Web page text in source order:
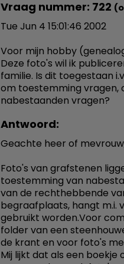
Vraag nummer: 722
Tue Jun 4 15:01:46 2002
Voor mijn hobby
Deze foto's wil ik
familie. Is dit toegestaan
om toestemming vragen,
nabestaanden vragen?
Antwoord:
Geachte heer of
Foto's van grafstenen
toestemming van
van de rechthebbende
begraafplaats, hangt m.i.
gebruikt worden.Voor
folder van een
de krant en voor foto's
Mij lijkt dat als een